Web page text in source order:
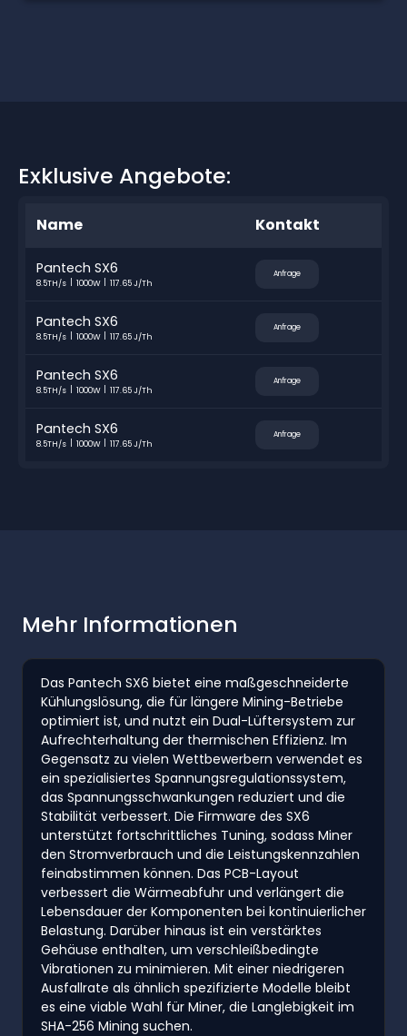
Exklusive Angebote:
Name Kontakt
Pantech SX6
8.5TH/s 1000W 117.65 J/Th
Anfrage
Pantech SX6
8.5TH/s 1000W 117.65 J/Th
Anfrage
Pantech SX6
8.5TH/s 1000W 117.65 J/Th
Anfrage
Pantech SX6
8.5TH/s 1000W 117.65 J/Th
Anfrage
Mehr Informationen
Das Pantech SX6 bietet eine maßgeschneiderte
Kühlungslösung, die für längere Mining-Betriebe
optimiert ist, und nutzt ein Dual-Lüftersystem zur
Aufrechterhaltung der thermischen Effizienz. Im
Gegensatz zu vielen Wettbewerbern verwendet es
ein spezialisiertes Spannungsregulationssystem,
das Spannungsschwankungen reduziert und die
Stabilität verbessert. Die Firmware des SX6
unterstützt fortschrittliches Tuning, sodass Miner
den Stromverbrauch und die Leistungskennzahlen
feinabstimmen können. Das PCB-Layout
verbessert die Wärmeabfuhr und verlängert die
Lebensdauer der Komponenten bei kontinuierlicher
Belastung. Darüber hinaus ist ein verstärktes
Gehäuse enthalten, um verschleißbedingte
Vibrationen zu minimieren. Mit einer niedrigeren
Ausfallrate als ähnlich spezifizierte Modelle bleibt
es eine viable Wahl für Miner, die Langlebigkeit im
SHA-256 Mining suchen.